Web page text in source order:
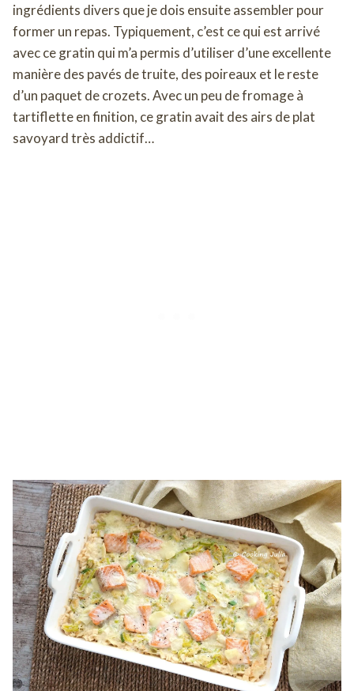
ingrédients divers que je dois ensuite assembler pour
former un repas. Typiquement, c’est ce qui est arrivé
avec ce gratin qui m’a permis d’utiliser d’une excellente
manière des pavés de truite, des poireaux et le reste
d’un paquet de crozets. Avec un peu de fromage à
tartiflette en finition, ce gratin avait des airs de plat
savoyard très addictif…